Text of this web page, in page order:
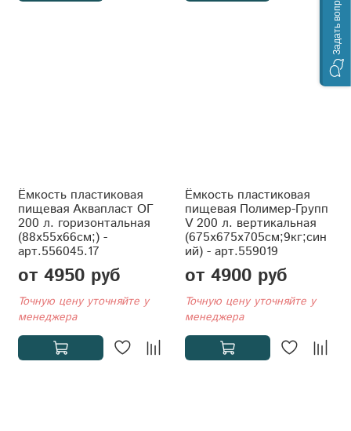
Ёмкость пластиковая
пищевая Аквапласт ОГ
200 л. горизонтальная
(88x55x66см;) -
арт.556045.17
от 4950 руб
Точную цену уточняйте у
менеджера
Ёмкость пластиковая
пищевая Полимер-Групп
V 200 л. вертикальная
(675x675x705см;9кг;син
ий) - арт.559019
от 4900 руб
Точную цену уточняйте у
менеджера
Задать вопрос